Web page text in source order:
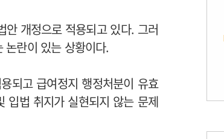
개정으로 적용되고 있다. 그러
란이 있는 상황이다.
되고 급여정지 행정처분이 유효
입법 취지가 실현되지 않는 문제